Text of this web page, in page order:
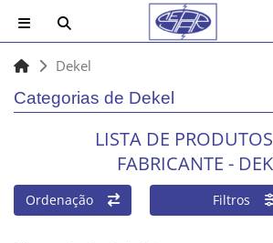
Dekel
Categorias de Dekel
LISTA DE
FABRICANTE -
Ordenação Filtros